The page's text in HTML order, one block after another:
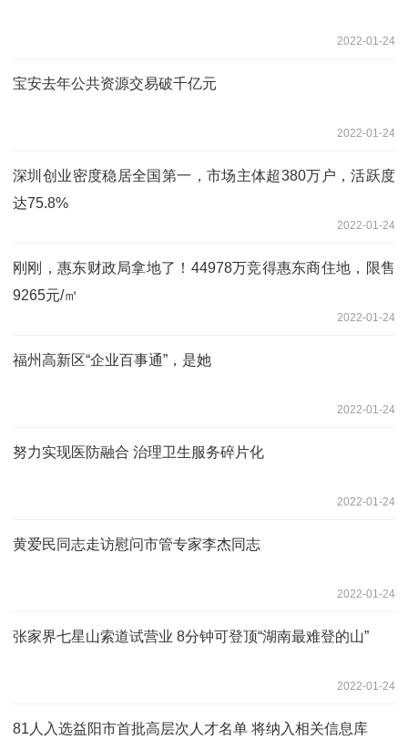
2022-01-24
宝安去年公共资源交易破千亿元
2022-01-24
深圳创业密度稳居全国第一，市场主体超380万户，活跃度
达75.8%
2022-01-24
刚刚，惠东财政局拿地了！44978万竞得惠东商住地，限售
9265元/㎡
2022-01-24
福州高新区“企业百事通”，是她
2022-01-24
努力实现医防融合 治理卫生服务碎片化
2022-01-24
黄爱民同志走访慰问市管专家李杰同志
2022-01-24
张家界七星山索道试营业 8分钟可登顶“湖南最难登的山”
2022-01-24
81人入选益阳市首批高层次人才名单 将纳入相关信息库